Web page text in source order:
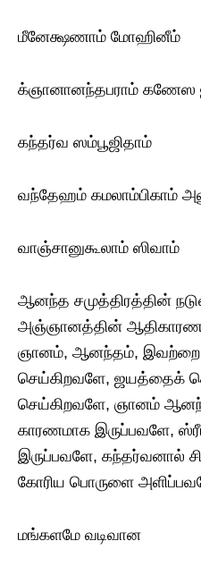
மீனேக்ஷணாம் மோஹினீம்
க்ஞானானந்தபராம்
கந்தர்வ ஸம்பூஜிதாம்
வந்தேஹம் கமலாம்பிகாம்
வாஞ்சானுகூலாம் ஸிவாம்
ஆனந்த சமுத்திரத்தின்
அஞ்ஞானத்தின்
ஞானம், ஆனந்தம், இவற்றை
செய்கிறவளே, ஜயத்தைக்
செய்கிறவளே, ஞானம்
காரணமாக இருப்பவளே,
இருப்பவளே, கந்தர்வனால்
கோரிய பொருளை
மங்களமே வடிவான